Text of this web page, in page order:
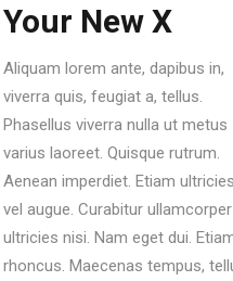
Your New X
Aliquam lorem ante, dapibus in,
viverra quis, feugiat a, tellus.
Phasellus viverra nulla ut metus
varius laoreet. Quisque rutrum.
Aenean imperdiet. Etiam
vel augue. Curabitur ullamcorper
ultricies nisi. Nam eget dui.
rhoncus. Maecenas tempus,